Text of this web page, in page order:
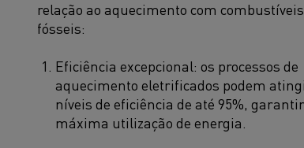
relação ao aquecimento com combustíveis
fósseis:
Eficiência excepcional: os processos de
aquecimento eletrificados podem
níveis de eficiência de até 95%,
máxima utilização de energia.